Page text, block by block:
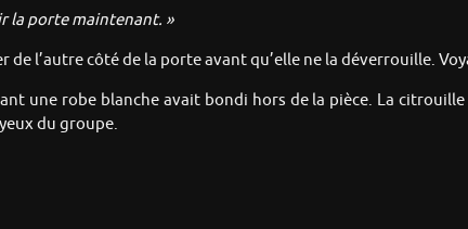
la porte maintenant. »
de l’autre côté de la porte avant qu’elle ne la déverrouille.
une robe blanche avait bondi hors de la pièce. La
du groupe.